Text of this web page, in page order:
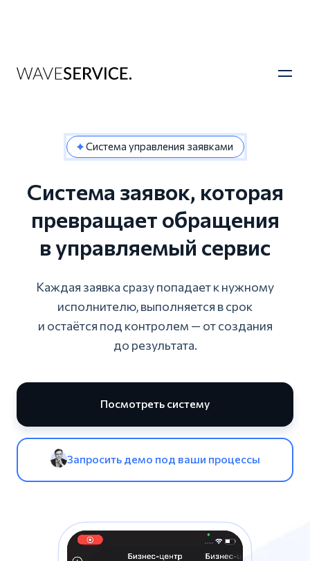
Система управления заявками
Система заявок, которая
превращает обращения
в управляемый сервис
Каждая заявка сразу попадает к нужному
исполнителю, выполняется в срок
и остаётся под контролем — от создания
до результата.
Посмотреть систему
Запросить демо под ваши процессы